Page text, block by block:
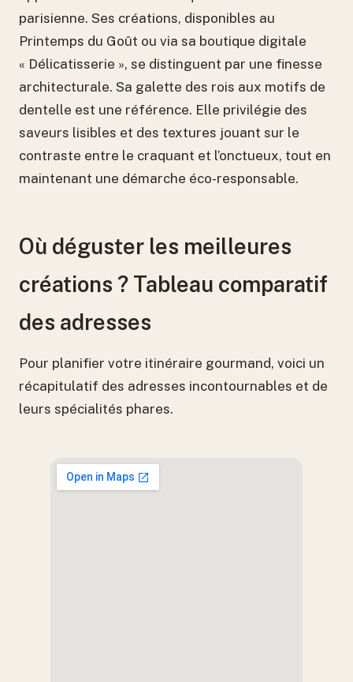
parisienne. Ses créations, disponibles au
Printemps du Goût ou via sa boutique digitale
« Délicatisserie », se distinguent par une finesse
architecturale. Sa galette des rois aux motifs de
dentelle est une référence. Elle privilégie des
saveurs lisibles et des textures jouant sur le
contraste entre le craquant et l’onctueux, tout en
maintenant une démarche éco-responsable.
Où déguster les meilleures
créations ? Tableau comparatif
des adresses
Pour planifier votre itinéraire gourmand, voici un
récapitulatif des adresses incontournables et de
leurs spécialités phares.